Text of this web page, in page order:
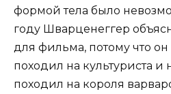
формой тела было
году Шварценеггер
для фильма, потому что
походил на культуриста и
походил на короля